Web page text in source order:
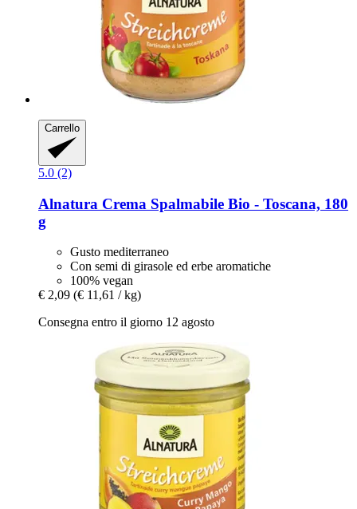
Carrello
5.0 (2)
Alnatura Crema Spalmabile Bio -​ Toscana, 180
g
Gusto mediterraneo
Con semi di girasole ed erbe aromatiche
100% vegan
€ 2,09 (€ 11,61 / kg)
Consegna entro il giorno 12 agosto